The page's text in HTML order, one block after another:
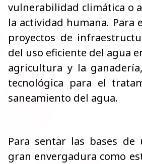
vulnerabilidad climática o
la actividad humana. Para
proyectos de
del uso eficiente del agua
agricultura y la
tecnológica para el
saneamiento del agua.
Para sentar las bases de
gran envergadura como